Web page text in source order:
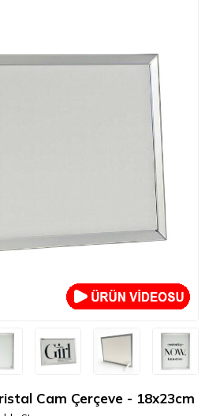
Cam Çerçeve - 18x23cm